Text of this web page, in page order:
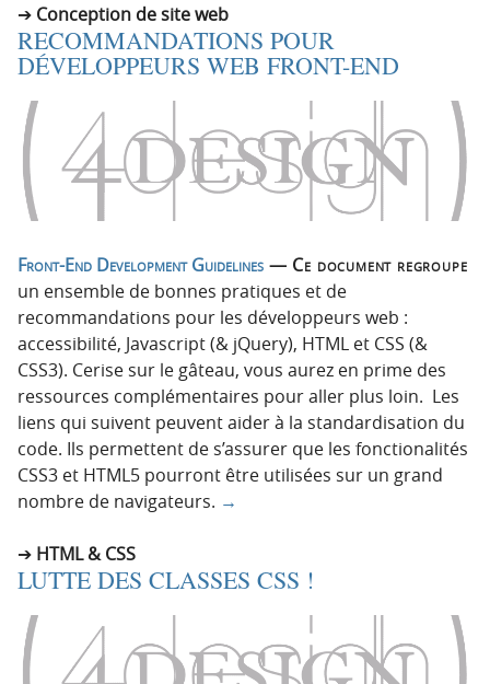
Conception de site web
RECOMMANDATIONS POUR
DÉVELOPPEURS WEB FRONT-END
Front-End Development Guidelines — Ce document regroupe
un ensemble de bonnes pratiques et de
recommandations pour les développeurs web :
accessibilité, Javascript (& jQuery), HTML et CSS (&
CSS3). Cerise sur le gâteau, vous aurez en prime des
ressources complémentaires pour aller plus loin. Les
liens qui suivent peuvent aider à la standardisation du
code. Ils permettent de s’assurer que les fonctionalités
CSS3 et HTML5 pourront être utilisées sur un grand
nombre de navigateurs. →
HTML & CSS
LUTTE DES CLASSES CSS !